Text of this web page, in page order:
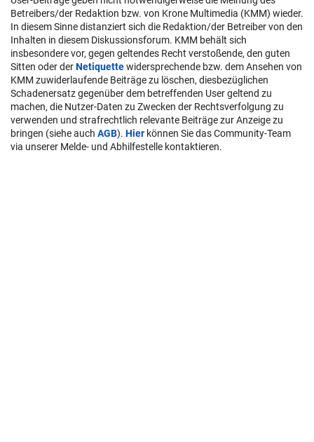
Betreibers/der Redaktion bzw. von Krone Multimedia (KMM) wieder.
In diesem Sinne distanziert sich die Redaktion/der Betreiber von den
Inhalten in diesem Diskussionsforum. KMM behält sich
insbesondere vor, gegen geltendes Recht verstoßende, den guten
Sitten oder derNetiquettewidersprechende bzw. dem Ansehen von
KMM zuwiderlaufende Beiträge zu löschen, diesbezüglichen
Schadenersatz gegenüber dem betreffenden User geltend zu
machen, die Nutzer-Daten zu Zwecken der Rechtsverfolgung zu
verwenden und strafrechtlich relevante Beiträge zur Anzeige zu
bringen (siehe auch AGB). Hier können Sie das Community-Team
via unserer Melde- und Abhilfestelle kontaktieren.